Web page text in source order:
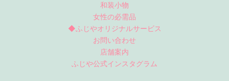
和装小物
女性の必需品
◆ふじやオリジナルサービス
お問い合わせ
店舗案内
ふじや公式インスタグラム